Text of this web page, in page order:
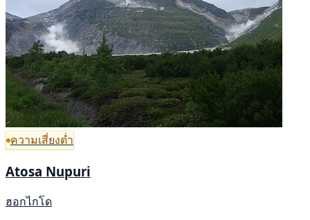
ความเสี่ยงต่ำ
Atosa Nupuri
ฮอกไกโด